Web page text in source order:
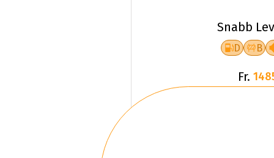
Snabb
D B
Fr.